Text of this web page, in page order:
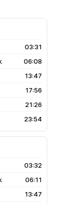
03:31
06:08
13:47
17:56
21:26
23:54
03:32
06:11
13:47